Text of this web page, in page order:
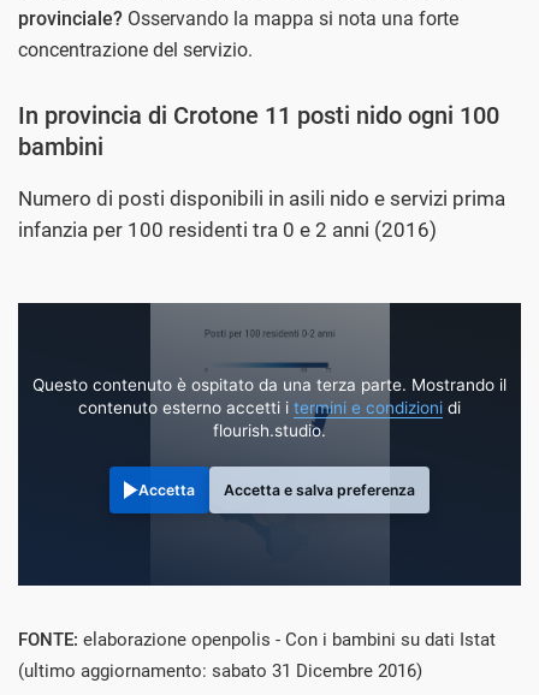
provinciale? Osservando la mappa si nota una forte
concentrazione del servizio.
In provincia di Crotone 11 posti nido ogni 100
bambini
Numero di posti disponibili in asili nido e servizi prima
infanzia per 100 residenti tra 0 e 2 anni (2016)
Questo contenuto è ospitato da una terza parte. Mostrando il
contenuto esterno accetti i termini e condizioni di
flourish.studio.
Accetta Accetta e salva preferenza
FONTE: elaborazione openpolis - Con i bambini su dati Istat
(ultimo aggiornamento: sabato 31 Dicembre 2016)